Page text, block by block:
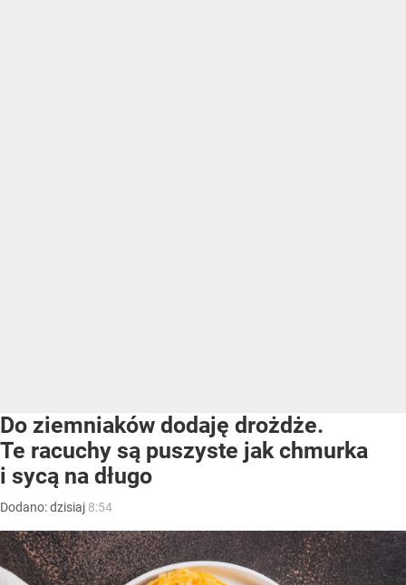
Do ziemniaków dodaję drożdże.
Te racuchy są puszyste jak chmurka
i sycą na długo
Dodano:dzisiaj 8:54